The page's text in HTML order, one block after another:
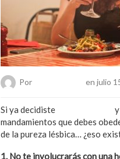
Por en julio
Si ya decidiste
mandamientos que debes
de la pureza lésbica… ¿eso
1. No te involucrarás con una